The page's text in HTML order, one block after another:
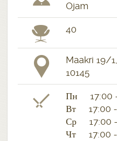
Ojam
40
Maakri 19/
10145
Пн 17:00 -
Вт 17:00 -
Ср 17:00 -
Чт 17:00 -